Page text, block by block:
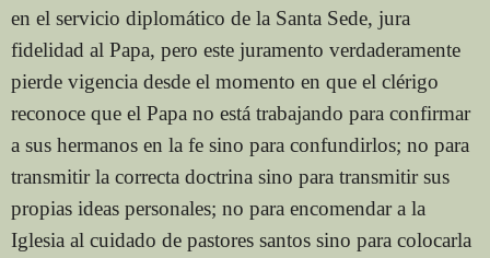
en el servicio diplomático de la Santa Sede, jura
fidelidad al Papa, pero este juramento verdaderamente
pierde vigencia desde el momento en que el clérigo
reconoce que el Papa no está trabajando para confirmar
a sus hermanos en la fe sino para confundirlos; no para
transmitir la correcta doctrina sino para transmitir sus
propias ideas personales; no para encomendar a la
Iglesia al cuidado de pastores santos sino para colocarla